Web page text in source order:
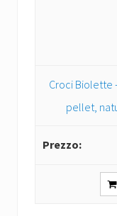
Croci Biolette
pellet,